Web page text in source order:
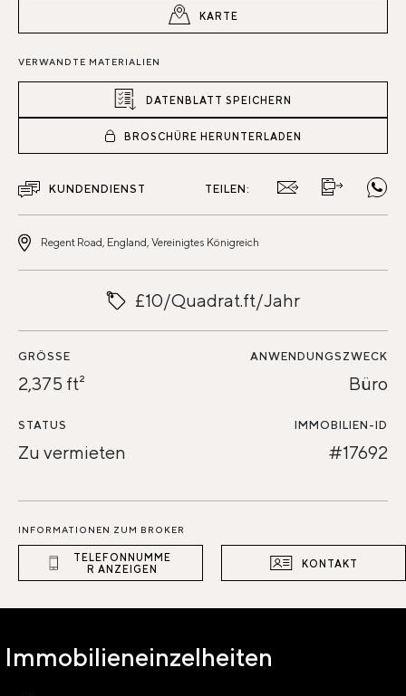
KARTE
VERWANDTE MATERIALIEN
DATENBLATT SPEICHERN
BROSCHÜRE HERUNTERLADEN
KUNDENDIENST TEILEN:
Regent Road, England, Vereinigtes Königreich
£10/Quadrat.ft/Jahr
GRÖSSE
2,375 ft²
ANWENDUNGSZWECK
Büro
STATUS
Zu vermieten
IMMOBILIEN-ID
#17692
INFORMATIONEN ZUM BROKER
TELEFONNUMME
R ANZEIGEN
KONTAKT
Immobilieneinzelheiten